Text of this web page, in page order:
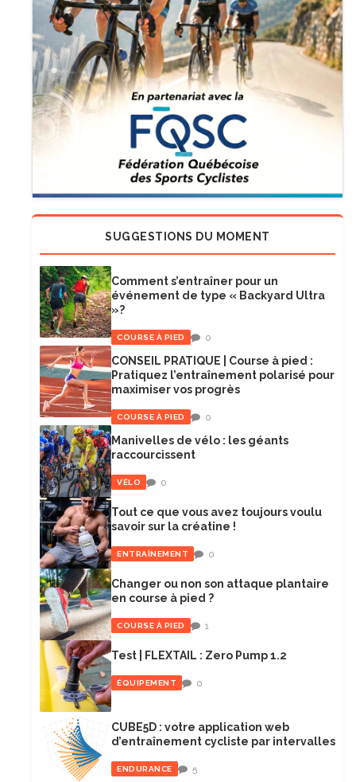
SUGGESTIONS DU MOMENT
Comment s’entraîner pour un
événement de type « Backyard Ultra
»?
COURSE À PIED 0
CONSEIL PRATIQUE | Course à pied :
Pratiquez l’entraînement polarisé pour
maximiser vos progrès
COURSE À PIED 0
Manivelles de vélo : les géants
raccourcissent
VÉLO 0
Tout ce que vous avez toujours voulu
savoir sur la créatine !
ENTRAÎNEMENT 0
Changer ou non son attaque plantaire
en course à pied ?
COURSE À PIED 1
Test | FLEXTAIL : Zero Pump 1.2
ÉQUIPEMENT 0
CUBE5D : votre application web
d’entraînement cycliste par intervalles
ENDURANCE 5